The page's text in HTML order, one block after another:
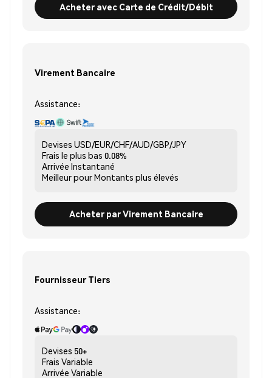
Acheter avec Carte de Crédit/Débit
Virement Bancaire
Assistance:
Devises USD/EUR/CHF/AUD/GBP/JPY
Frais le plus bas 0.08%
Arrivée Instantané
Meilleur pourMontants plus élevés
Acheter par Virement Bancaire
Fournisseur Tiers
Assistance:
Devises 50+
Frais Variable
Arrivée Variable